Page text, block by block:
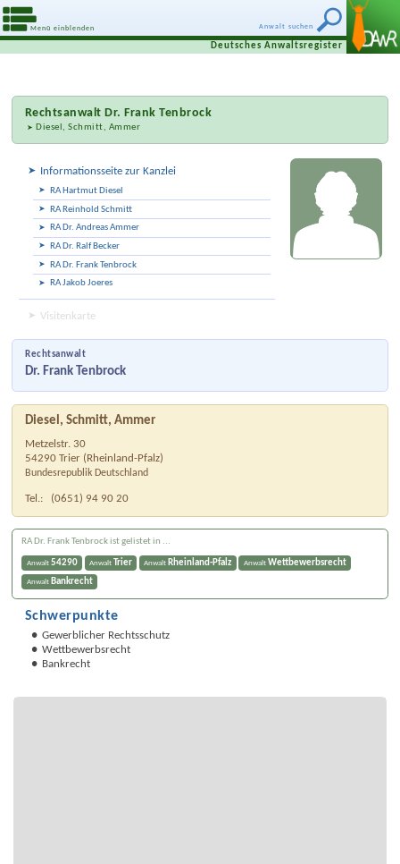
Anwalt suchen
Menü einblenden
Deutsches Anwaltsregister
RechtsanwaltDr. Frank Tenbrock
Diesel, Schmitt, Ammer
Informationsseite zur Kanzlei
RA Hartmut Diesel
RA Reinhold Schmitt
RA Dr. Andreas Ammer
RA Dr. Ralf Becker
RA Dr. Frank Tenbrock
RA Jakob Joeres
Visitenkarte
Rechtsanwalt
Dr. Frank Tenbrock
Diesel, Schmitt, Ammer
Metzelstr. 30
54290 Trier (Rheinland-Pfalz)
Bundesrepublik Deutschland
Tel.: (0651) 94 90 20
RA Dr. Frank Tenbrock ist gelistet in ...
Anwalt 54290 Anwalt Trier Anwalt Rheinland-Pfalz Anwalt Wettbewerbsrecht
Anwalt Bankrecht
Schwerpunkte
Gewerblicher Rechtsschutz
Wettbewerbsrecht
Bankrecht